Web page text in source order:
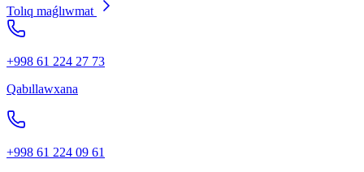
Tolıq maǵlıwmat
+998 61 224 27 73
Qabıllawxana
+998 61 224 09 61